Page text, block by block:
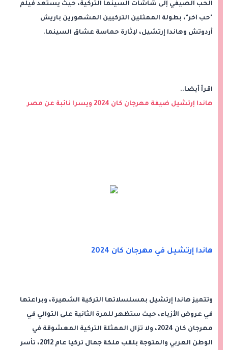
الحب الصيفي إلى شاشات السينما التركية، حيث يستعد فيلم
"حب آخر"، بطولة الممثلين التركيين المشهورين باريش
أردوتش وهاندا إرتشيل، لإثارة حماسة عشاق السينما.
اقرأ أيضا..
هاندا إرتشيل ضيفة مهرجان كان 2024 ويسرا نائبة عن مصر
هاندا إرتشيل في مهرجان كان 2024
وتتميز هاندا إرتشيل بمسلسلاتها التركية الشهيرة، وبراعتها
في عروض الأزياء، حيث ستظهر للمرة الثانية على التوالي في
مهرجان كان 2024، ولا تزال الممثلة التركية المعشوقة في
الوطن العربي والمتوجة بلقب ملكة جمال تركيا عام 2012، تأسر